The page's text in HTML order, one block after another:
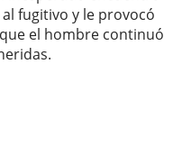
fugitivo y le provocó
el hombre continuó